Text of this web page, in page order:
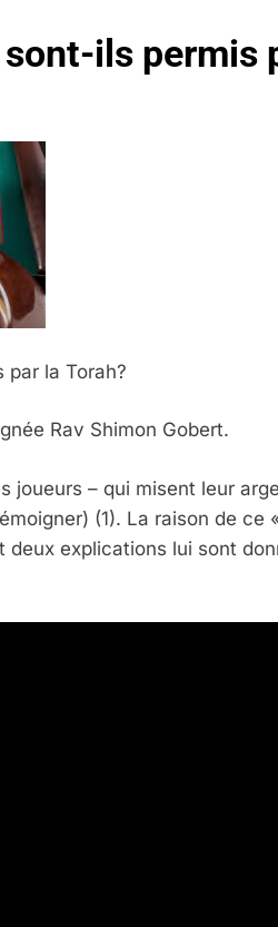
sont-ils permis
la Torah?
Rav Shimon Gobert.
joueurs – qui misent leur
(1). La raison de
deux explications lui sont